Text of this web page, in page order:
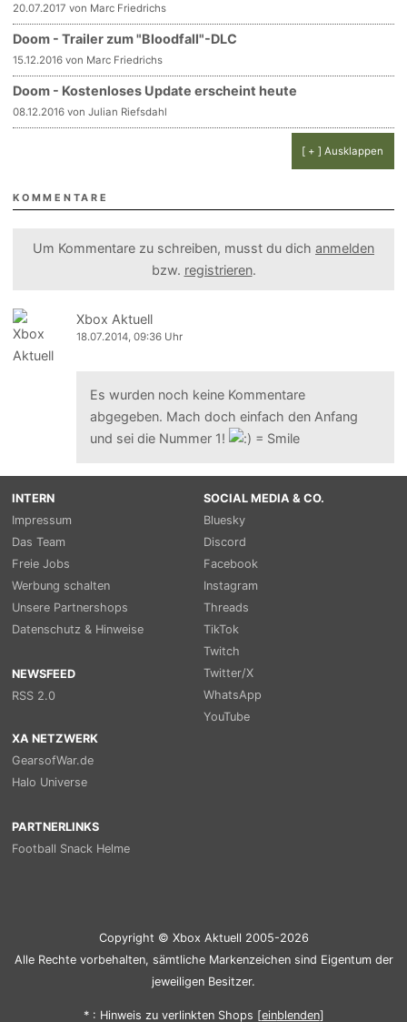
20.07.2017 von Marc Friedrichs
Doom - Trailer zum "Bloodfall"-DLC
15.12.2016 von Marc Friedrichs
Doom - Kostenloses Update erscheint heute
08.12.2016 von Julian Riefsdahl
[ + ] Ausklappen
KOMMENTARE
Um Kommentare zu schreiben, musst du dich anmelden
bzw. registrieren.
Xbox Aktuell
18.07.2014, 09:36 Uhr
Es wurden noch keine Kommentare
abgegeben. Mach doch einfach den Anfang
und sei die Nummer 1!
INTERN
Impressum
Das Team
Freie Jobs
Werbung schalten
Unsere Partnershops
Datenschutz & Hinweise
NEWSFEED
RSS 2.0
SOCIAL MEDIA & CO.
Bluesky
Discord
Facebook
Instagram
Threads
TikTok
Twitch
Twitter/X
WhatsApp
YouTube
XA NETZWERK
GearsofWar.de
Halo Universe
PARTNERLINKS
Football Snack Helme
Copyright © Xbox Aktuell 2005-2026
Alle Rechte vorbehalten, sämtliche Markenzeichen sind Eigentum der
jeweiligen Besitzer.
* : Hinweis zu verlinkten Shops [einblenden]